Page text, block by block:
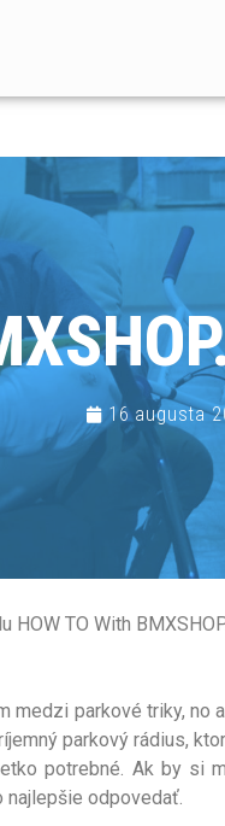
16 augusta
TO With
medzi parkové triky,
parkový rádius,
potrebné. Ak by si
najlepšie odpovedať.